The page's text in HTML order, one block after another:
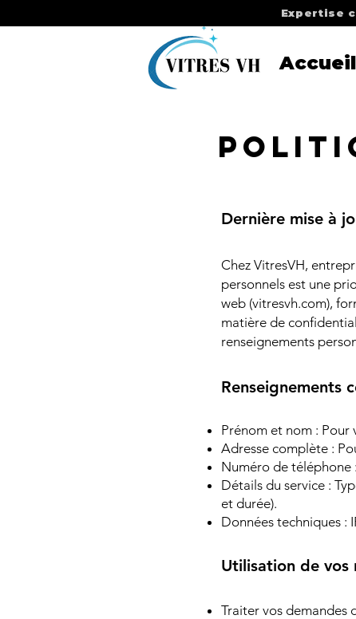
Accueil
Expertise
Dernière mise à
Chez VitresVH,
personnels est une
web (vitresvh.com),
matière de
renseignements
Renseignements
Prénom et nom :
Adresse complète :
Numéro de téléphone
Détails du service :
et durée).
Données techniques :
Utilisation de vos
Traiter vos demandes